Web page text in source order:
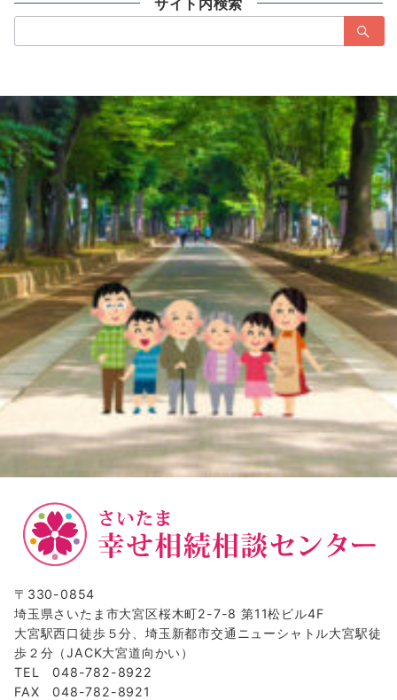
索：
〒330-0854
埼玉県さいたま市大宮区桜木町2-7-8 第11松ビル4F
大宮駅西口徒歩５分、埼玉新都市交通ニューシャトル大宮駅徒
歩２分（JACK大宮道向かい）
TEL 048-782-8922
FAX 048-782-8921